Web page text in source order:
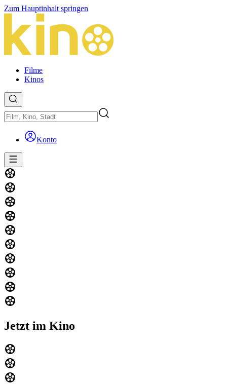
Zum Hauptinhalt springen
Filme
Kinos
Konto
Jetzt im Kino